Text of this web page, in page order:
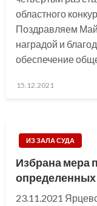
областного
Поздравляем
наградой и
обеспечение
Posted
15.12.2021
ИЗ ЗАЛА СУДА
Избрана мера
определенных
23.11.2021